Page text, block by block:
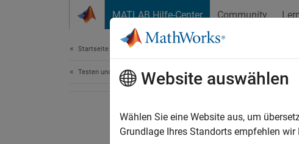
MATLAB Hilfe-Center Community
Startseite der Dokumentation
Testen und Messen Website auswählen
Wählen Sie eine Website aus, um
Grundlage Ihres Standorts empfehlen